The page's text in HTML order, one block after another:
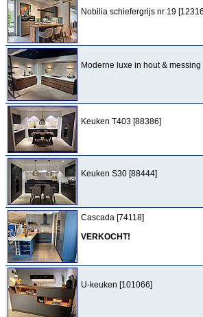
Nobilia schiefergrijs nr 19
Moderne luxe in hout &
Keuken T403 [88386]
Keuken S30 [88444]
Cascada [74118]
VERKOCHT!
U-keuken [101066]